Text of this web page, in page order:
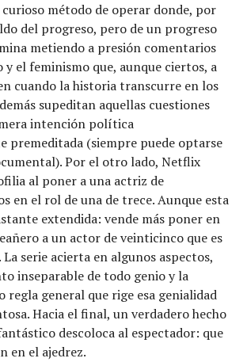
método de operar donde, por
del progreso, pero de un progreso
metiendo a presión comentarios
y el feminismo que, aunque ciertos, a
cuando la historia transcurre en los
supeditan aquellas cuestiones
intención política
premeditada (siempre puede optarse
Por el otro lado, Netflix
al poner a una actriz de
en el rol de una de trece. Aunque esta
extendida: vende más poner en
a un actor de veinticinco que es
La serie acierta en algunos aspectos,
inseparable de todo genio y la
regla general que rige esa genialidad
Hacia el final, un verdadero hecho
descoloca al espectador: que
en el ajedrez.